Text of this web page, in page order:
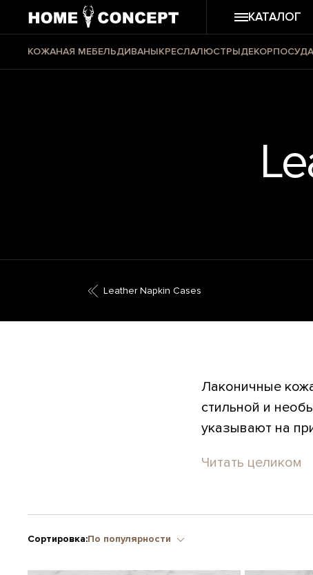
КАТАЛОГ
КОЖАНАЯ МЕБЕЛЬДИВАНЫКРЕСЛАЛЮСТРЫДЕКОРПОСУДА
Leather Napkin Cases
Лаконичные
стильной и
указывают на
Читать целиком
Сортировка:По популярности